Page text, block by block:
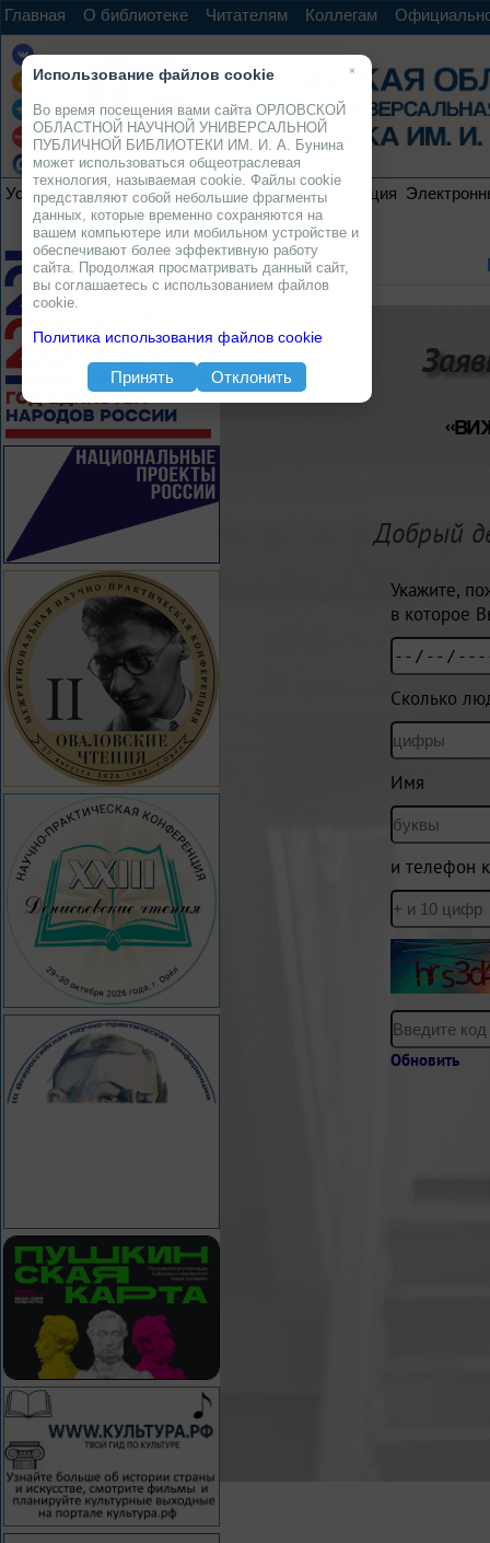
Главная О библиотеке Читателям Коллегам
Услуги Ресурсы Проекты Электронная коллекция
Добрый
Укажите,
в которое
Сколько
Имя
и телефон
Обновить
×
Использование файлов cookie
Во время посещения вами сайта ОРЛОВСКОЙ
ОБЛАСТНОЙ НАУЧНОЙ УНИВЕРСАЛЬНОЙ
ПУБЛИЧНОЙ БИБЛИОТЕКИ ИМ. И. А. Бунина
может использоваться общеотраслевая
технология, называемая cookie. Файлы cookie
представляют собой небольшие фрагменты
данных, которые временно сохраняются на
вашем компьютере или мобильном устройстве и
обеспечивают более эффективную работу
сайта. Продолжая просматривать данный сайт,
вы соглашаетесь с использованием файлов
cookie.
Политика использования файлов cookie
Принять Отклонить